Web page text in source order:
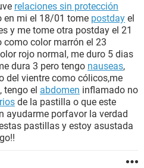
relaciones sin protección
en mi el 18/01 tome postday el
y me tome otra postday el 21
como color marrón el 23
rojo normal, me duro 5 dias
dura 3 pero tengo nauseas,
del vientre como cólicos,me
tengo el abdomen inflamado no
de la pastilla o que este
ayudarme porfavor la verdad
pastillas y estoy asustada